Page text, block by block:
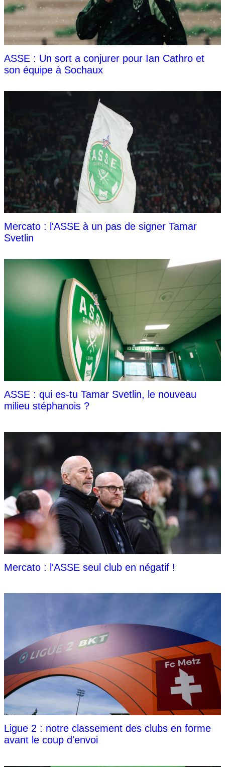
ASSE : Un sort a conjurer pour Ian Cathro et
son équipe à Sochaux
Mercato : l'ASSE à un pas de signer Tamar
Svetlin
ASSE : qui es-tu Tamar Svetlin, le nouveau
milieu stéphanois ?
Mercato : l'ASSE seul club en négatif !
Ligue 2 : notre classement des clubs en forme
avant le coup d'envoi